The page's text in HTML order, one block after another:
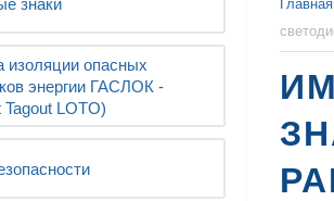
знаки
изоляции опасных
энергии ГАСЛОК -
Tagout LOTO)